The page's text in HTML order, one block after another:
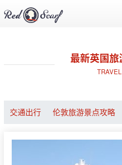
最新英国
TRAVEL
交通出行 伦敦旅游景点攻略